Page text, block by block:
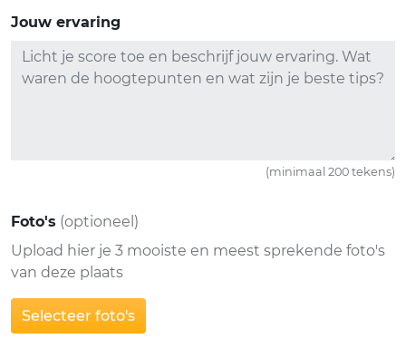
Jouw ervaring
(minimaal 200 tekens)
Foto's (optioneel)
Upload hier je 3 mooiste en meest sprekende foto's
van deze plaats
Selecteer foto's